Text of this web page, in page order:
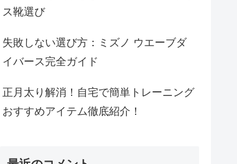
ス靴選び
失敗しない選び方：ミズノ ウエーブダ
イバース完全ガイド
正月太り解消！自宅で簡単トレーニング
おすすめアイテム徹底紹介！